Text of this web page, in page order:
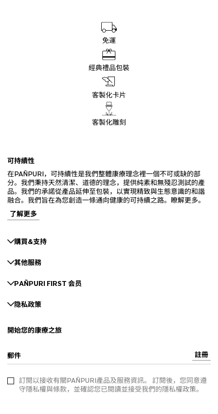
免運
經典禮品包裝
客製化卡片
客製化雕刻
可持續性
在PAÑPURI，可持續性是我們整體康療理念裡一個不可或缺的部
分。我們秉持天然清潔、道德的理念，提供純素和無殘忍測試的產
品。我們的承諾從產品延伸至包裝，以實現精致與生態意識的和諧
融合。我們旨在為您創造一條通向健康的可持續之路。瞭解更多。
了解更多
購買&支持
其他服務
PAÑPURI FIRST 会员
隐私政策
開始您的康療之旅
郵件 註冊
訂閱以接收有關PAÑPURI產品及服務資訊。 訂閱後，您同意遵
守隱私權與條款，並確認您已閱讀並接受我們的隱私權政策。